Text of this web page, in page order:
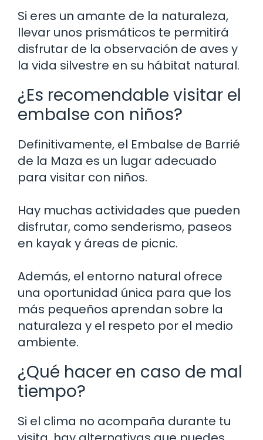
Si eres un amante de la naturaleza,
llevar unos prismáticos te permitirá
disfrutar de la observación de aves y
la vida silvestre en su hábitat natural.
¿Es recomendable visitar el
embalse con niños?
Definitivamente, el Embalse de Barrié
de la Maza es un lugar adecuado
para visitar con niños.
Hay muchas actividades que pueden
disfrutar, como senderismo, paseos
en kayak y áreas de picnic.
Además, el entorno natural ofrece
una oportunidad única para que los
más pequeños aprendan sobre la
naturaleza y el respeto por el medio
ambiente.
¿Qué hacer en caso de mal
tiempo?
Si el clima no acompaña durante tu